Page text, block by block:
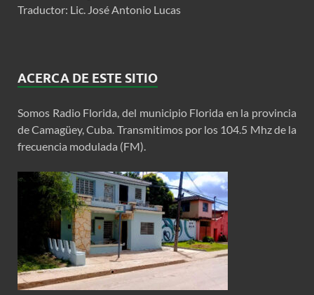
Traductor: Lic. José Antonio Lucas
ACERCA DE ESTE SITIO
Somos Radio Florida, del municipio Florida en la provincia
de Camagüey, Cuba. Transmitimos por los 104.5 Mhz de la
frecuencia modulada (FM).